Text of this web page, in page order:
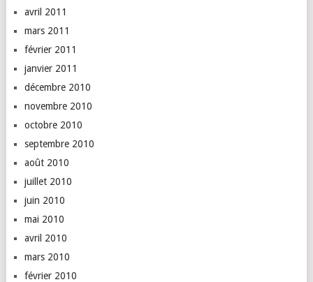
avril 2011
mars 2011
février 2011
janvier 2011
décembre 2010
novembre 2010
octobre 2010
septembre 2010
août 2010
juillet 2010
juin 2010
mai 2010
avril 2010
mars 2010
février 2010